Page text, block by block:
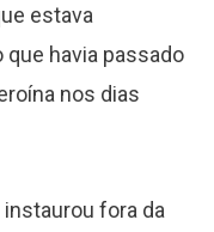
estava
havia passado
nos dias
fora da